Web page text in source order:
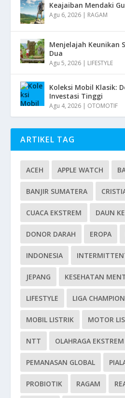
Keajaiban Mendaki
Agu 6, 2026 | RAGAM
Menjelajah Keunikan
Dua
Agu 5, 2026 | LIFESTYLE
Koleksi Mobil Klasik:
Investasi Tinggi
Agu 4, 2026 | OTOMOTIF
ARTIKEL TAG
ACEH APPLE WATCH
BANJIR SUMATERA
CUACA EKSTREM DAUN
DONOR DARAH EROPA
INDONESIA
JEPANG KESEHATAN
LIFESTYLE LIGA
MOBIL LISTRIK MOTOR
NTT OLAHRAGA EKSTREM
PEMANASAN GLOBAL
PROBIOTIK RAGAM